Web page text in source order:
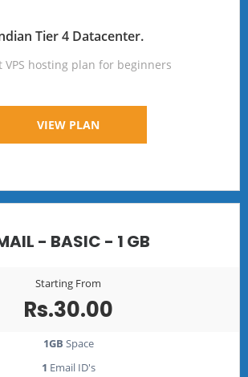
Tier 4 Datacenter.
VPS hosting plan for beginners
VIEW PLAN
- BASIC - 1 GB
Starting From
Rs.30.00
1GB Space
1 Email ID's